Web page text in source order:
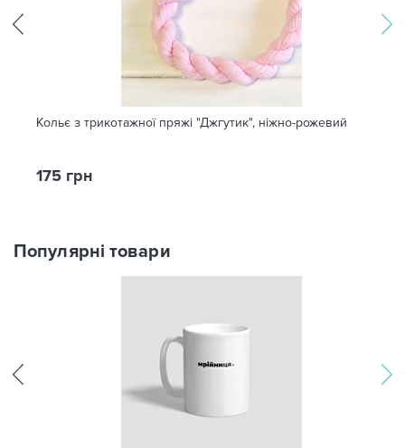
Кольє з трикотажної пряжі "Джгутик", ніжно-рожевий
175 грн
Популярні товари